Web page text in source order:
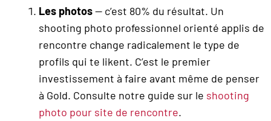
Les photos— c’est 80% du résultat. Un
shooting photo professionnel orienté applis de
rencontre change radicalement le type de
profils qui te likent. C’est le premier
investissement à faire avant même de penser
à Gold. Consulte notre guide sur le shooting
photo pour site de rencontre.